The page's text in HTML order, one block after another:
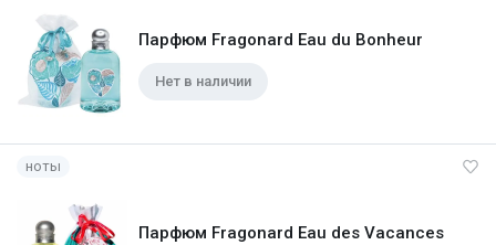
Парфюм Fragonard Eau du Bonheur
Нет в наличии
ноты
Парфюм Fragonard Eau des Vacances